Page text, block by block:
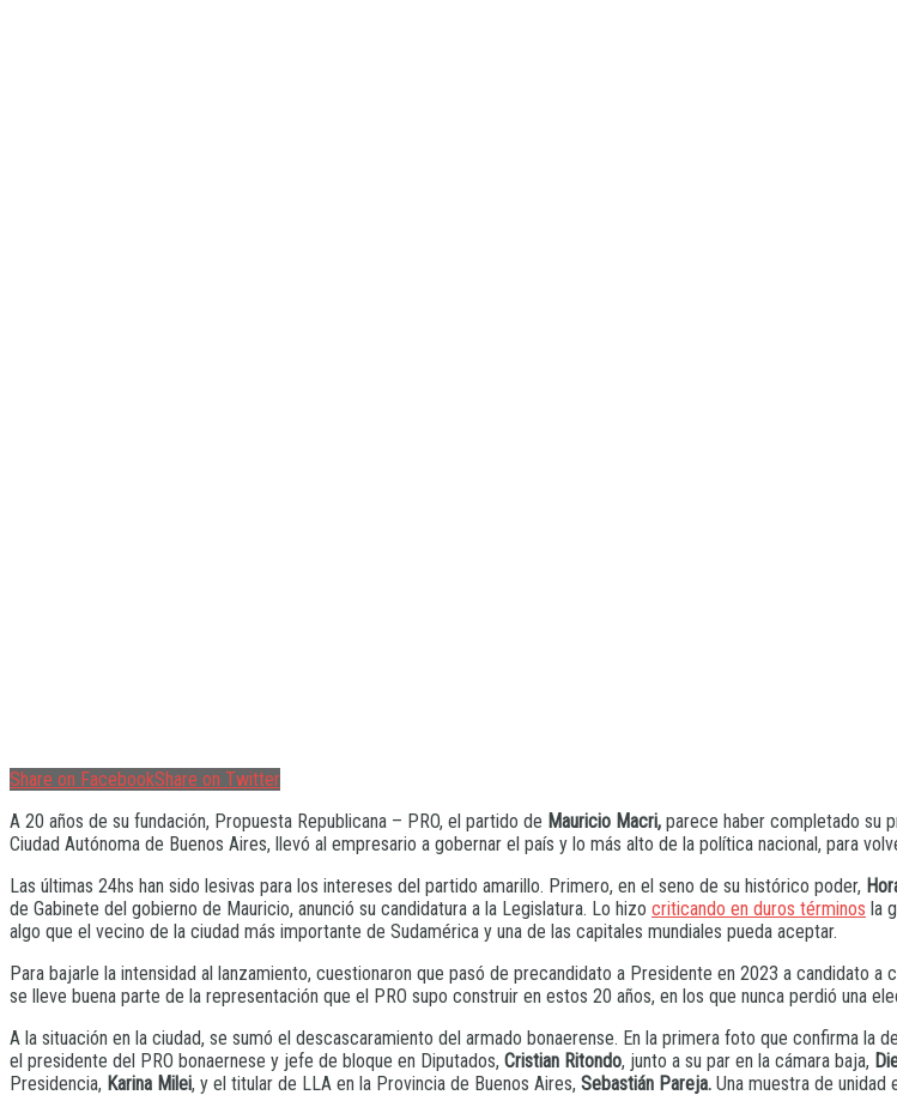
Share on FacebookShare on Twitter
A 20 años de su fundación, Propuesta Republicana – PRO, el partido de Mauricio Macri, parece haber completado su
Ciudad Autónoma de Buenos Aires, llevó al empresario a gobernar el país y lo más alto de la política nacional, para
Las últimas 24hs han sido lesivas para los intereses del partido amarillo. Primero, en el seno de su histórico poder,
de Gabinete del gobierno de Mauricio, anunció su candidatura a la Legislatura. Lo hizo criticando en duros términos la
algo que el vecino de la ciudad más importante de Sudamérica y una de las capitales mundiales pueda aceptar.
Para bajarle la intensidad al lanzamiento, cuestionaron que pasó de precandidato a Presidente en 2023 a candidato
se lleve buena parte de la representación que el PRO supo construir en estos 20 años, en los que nunca perdió una
A la situación en la ciudad, se sumó el descascaramiento del armado bonaerense. En la primera foto que confirma la
el presidente del PRO bonaernese y jefe de bloque en Diputados, Cristian Ritondo, junto a su par en la cámara baja,
Presidencia, Karina Milei, y el titular de LLA en la Provincia de Buenos Aires, Sebastián Pareja. Una muestra de